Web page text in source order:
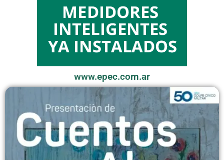
www.epec.com.ar